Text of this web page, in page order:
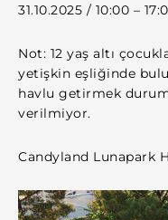
31.10.2025 / 10:00 –
Not: 12 yaş altı
yetişkin eşliğinde
havlu getirmek
verilmiyor.
Candyland Lunapark